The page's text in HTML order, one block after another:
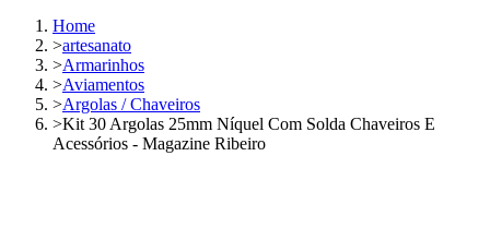
Home
>artesanato
>Armarinhos
>Aviamentos
>Argolas / Chaveiros
>Kit 30 Argolas 25mm Níquel Com Solda Chaveiros E
Acessórios - Magazine Ribeiro